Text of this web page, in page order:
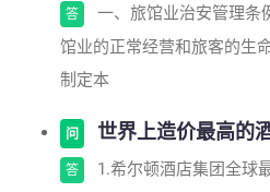
答
一、旅馆业治安管
馆业的正常经营和旅客的生
制定本
问 世界上造价最高的
答
1.希尔顿酒店集团全球